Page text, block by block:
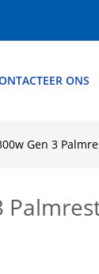
ONS
Gen 3